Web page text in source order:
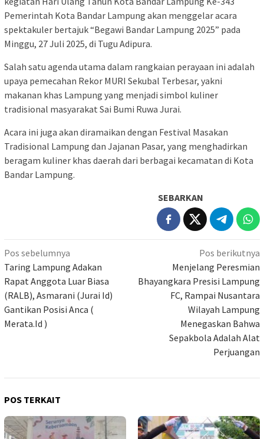
Pemerintah Kota Bandar Lampung akan menggelar acara
spektakuler bertajuk “Begawi Bandar Lampung 2025” pada
Minggu, 27 Juli 2025, di Tugu Adipura.
Salah satu agenda utama dalam rangkaian perayaan ini adalah
upaya pemecahan Rekor MURI Sekubal Terbesar, yakni
makanan khas Lampung yang menjadi simbol kuliner
tradisional masyarakat Sai Bumi Ruwa Jurai.
Acara ini juga akan diramaikan dengan Festival Masakan
Tradisional Lampung dan Jajanan Pasar, yang menghadirkan
beragam kuliner khas daerah dari berbagai kecamatan di Kota
Bandar Lampung.
SEBARKAN
Navigasi
pos
Pos sebelumnya
Taring Lampung Adakan
Rapat Anggota Luar Biasa
(RALB), Asmarani (Jurai Id)
Gantikan Posisi Anca (
Merata.Id )
Pos berikutnya
Menjelang Peresmian
Bhayangkara Presisi Lampung
FC, Rampai Nusantara
Wilayah Lampung
Menegaskan Bahwa
Sepakbola Adalah Alat
Perjuangan
POS TERKAIT